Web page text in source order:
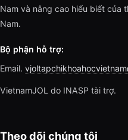
Nam và nâng cao hiểu biết của
Nam.
Bộ phận hỗ trợ:
Email.
VietnamJOL do INASP tài trợ.
Theo dõi chúng tôi